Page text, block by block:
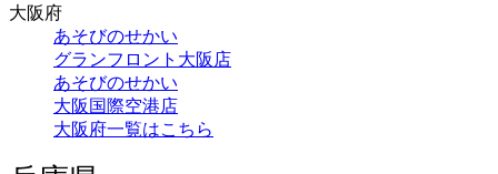
大阪府
あそびのせかい
グランフロント大阪店
あそびのせかい
大阪国際空港店
大阪府一覧はこちら